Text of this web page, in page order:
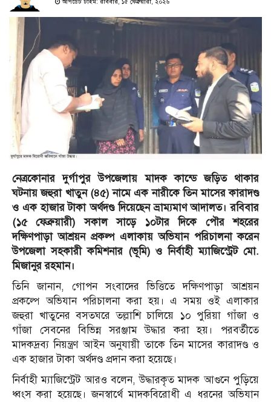
আপডেট টাইম: রবিবার, ১৫ ফেব্রুয়ারী, ২০২৬
নেত্রকোনার দুর্গাপুর উপজেলায় মাদক কান্ডে জড়িত থাকার
ঘটনায় জহুরা খাতুন (৪৫) নামে এক নারীকে তিন মাসের কারাদণ্ড
ও এক হাজার টাকা অর্থদণ্ড দিয়েছেন ভ্রাম্যমাণ আদালত। রবিবার
(১৫ ফেব্রুয়ারী) সকাল সাড়ে ১০টার দিকে পৌর শহরের
দক্ষিণপাড়া আশ্রয়ন প্রকল্প এলাকায় অভিযান পরিচালনা করেন
উপজেলা সহকারী কমিশনার (ভূমি) ও নির্বাহী ম্যাজিস্ট্রেট মো.
মিজানুর রহমান।
তিনি জানান, গোপন সংবাদের ভিত্তিতে দক্ষিণপাড়া আশ্রয়ন
প্রকল্পে অভিযান পরিচালনা করা হয়। এ সময় ওই এলাকার
জহুরা খাতুনের বসতঘরে তল্লাশি চালিয়ে ১০ পুরিয়া গাঁজা ও
গাঁজা সেবনের বিভিন্ন সরঞ্জাম উদ্ধার করা হয়। পরবর্তীতে
মাদকদ্রব্য নিয়ন্ত্রণ আইন অনুযায়ী তাকে তিন মাসের কারাদণ্ড ও
এক হাজার টাকা অর্থদণ্ড প্রদান করা হয়েছে।
নির্বাহী ম্যাজিস্ট্রেট আরও বলেন, উদ্ধারকৃত মাদক আগুনে পুড়িয়ে
ধ্বংস করা হয়েছে। জনস্বার্থে মাদকবিরোধী এ ধরনের অভিযান